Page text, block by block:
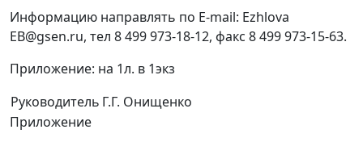
Информацию направлять по E-mail: Ezhlova
EB@gsen.ru, тел 8 499 973-18-12, факс 8 499 973-15-63.
Приложение: на 1л. в 1экз
Руководитель Г.Г. Онищенко
Приложение